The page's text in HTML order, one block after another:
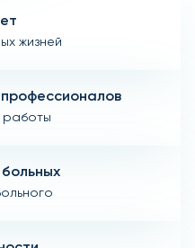
жизней
работы